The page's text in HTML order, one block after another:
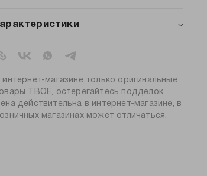
белый
100% пластик
однотонный
интернет-магазине только оригинальные
ТВОЕ, остерегайтесь подделок.
действительна в интернет-магазине, в
магазинах может отличаться.